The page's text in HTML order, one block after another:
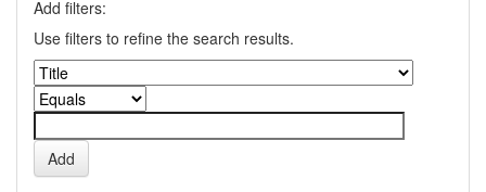
Add filters:
Use filters to refine the search results.